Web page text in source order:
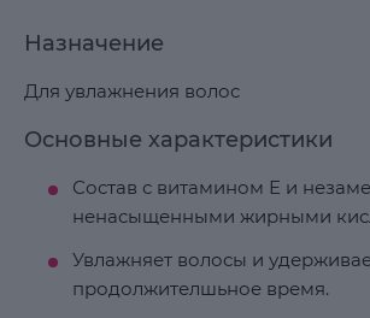
Назначение
Для увлажнения волос
Основные характеристики
Состав с витамином Е и
ненасыщенными жирными
Увлажняет волосы и
продолжителшьное время.